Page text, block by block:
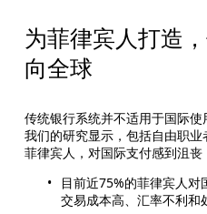
为菲律宾人打造
向全球
传统银行系统并不适用于国际使
我们的研究显示，包括自由职
菲律宾人，对国际支付感到沮丧
目前近75%的菲律宾人
交易成本高、汇率不利和